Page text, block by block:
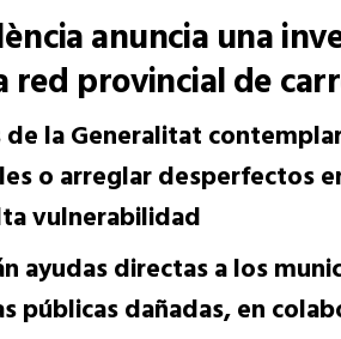
anuncia una
red provincial de
la Generalitat
o arreglar desperfectos
vulnerabilidad
ayudas directas a los
públicas dañadas, en